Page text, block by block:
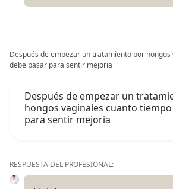
Después de empezar un tratamiento por
debe pasar para sentir mejoria
Después de empezar un
hongos vaginales cuanto
para sentir mejoria
RESPUESTA DEL PROFESIONAL: